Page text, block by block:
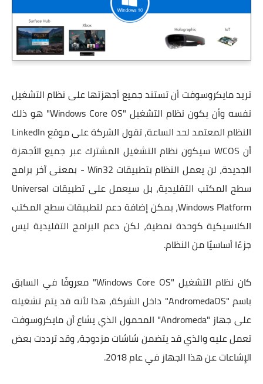
تريد مايكروسوفت أن تستند جميع أجهزتها على نظام التشغيل
نفسه وأن يكون نظام التشغيل "Windows Core OS" هو ذلك
النظام المعتمد لحد الساعة، تقول الشركة على موقع LinkedIn
أن WCOS سيكون نظام التشغيل المشترك عبر جميع الأجهزة
الجديدة، لن يعمل النظام بتطبيقات Win32 - بمعنى آخر برامج
سطح المكتب التقليدية، بل سيعمل على تطبيقات Universal
Windows Platform، يمكن إضافة دعم لتطبيقات سطح المكتب
الكلاسيكية كوحدة نمطية، لكن دعم البرامج التقليدية ليس
جزءًا أساسيًا من النظام.
كان نظام التشغيل "Windows Core OS" معروفًا في السابق
باسم "AndromedaOS" داخل الشركة، هذا لأنه قد يتم تشغيله
على جهاز "Andromeda" المحمول الذي يشاع أن مايكروسوفت
تعمل عليه والذي قد يتضمن شاشات مزدوجة، وقد ترددت بعض
الإشاعات عن هذا الجهاز في عام 2018.